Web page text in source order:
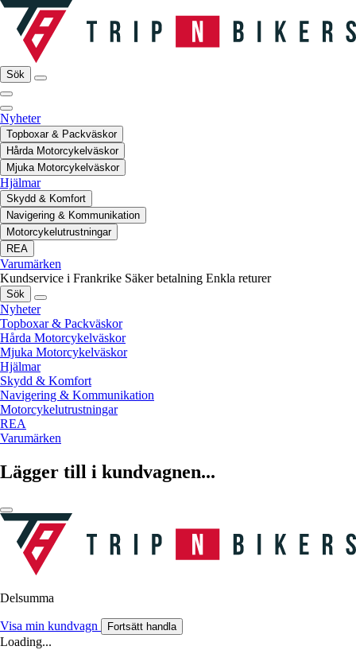
Sök
Nyheter
Topboxar & Packväskor
Hårda Motorcykelväskor
Mjuka Motorcykelväskor
Hjälmar
Skydd & Komfort
Navigering & Kommunikation
Motorcykelutrustningar
REA
Varumärken
Kundservice i Frankrike Säker betalning Enkla returer
Sök
Nyheter
Topboxar & Packväskor
Hårda Motorcykelväskor
Mjuka Motorcykelväskor
Hjälmar
Skydd & Komfort
Navigering & Kommunikation
Motorcykelutrustningar
REA
Varumärken
Lägger till i kundvagnen...
Delsumma
Visa min kundvagn Fortsätt handla
Loading...